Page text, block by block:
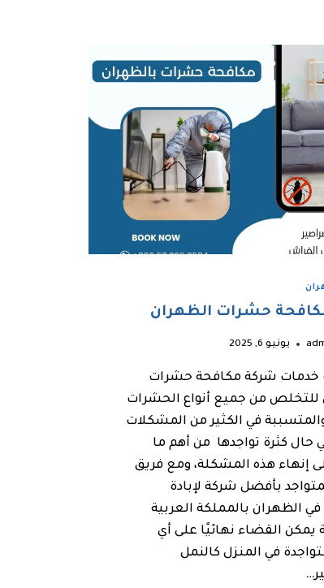
حشرات الظهران
يونيو 6, 2025
شركة مكافحة حشرات
للتخلص من جميع أنواع الحشرات
في الكثير من المشكلات
حال كثرة تواجدها من أهم ما
إنهاء هذه المشكلة، ومع فريق
بأفضل شركة لإبادة
الظهران بالمملكة العربية
يمكن القضاء نهائيًا على أي
في المنزل كالنمل